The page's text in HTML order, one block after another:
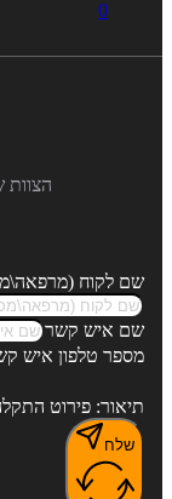
הצוות
לקוח
איש קשר
טלפון איש קשר
פירוט התקלה